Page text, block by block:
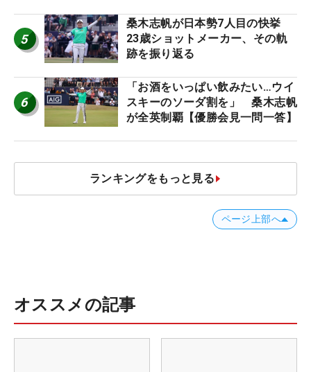
5
桑木志帆が日本勢7人目の快挙
23歳ショットメーカー、その軌
跡を振り返る
6
「お酒をいっぱい飲みたい…ウイ
スキーのソーダ割を」 桑木志帆
が全英制覇【優勝会見一問一答】
ランキングをもっと見る
ページ上部へ
オススメの記事